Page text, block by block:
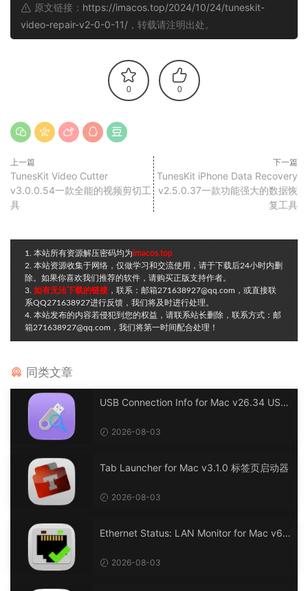
原文链接： https://imacos.top/2024/10/24/tuneskit-
video-repair-v2-0-0-11/ ，转载请注明出处。
0 0
上一篇
TunesKit Video Cutter
v3.0.0.54一款全能的视频剪切工
具
下一篇
TunesKit iPhone Data Recovery
v2.5.0.37一款功能强大的数据恢
复工具
1. 本站所有资源解压密码均为imacos.top
2. 本站资源收集于网络，仅做学习和交流使用，请于下载后24小时内删
除。如果你喜欢我们推荐的软件，请购买正版支持作者。
3. 如有无法下载的链接 ，联系：邮箱271638927@qq.com，或直接联
系QQ271638927进行反馈，我们将及时进行处理。
4. 本站发布的内容若侵犯到您的权益，请联系站长删除，联系方式：邮
箱271638927@qq.com，我们将第一时间配合处理！
同类文章
USB Connection Info for Mac v26.34 USB
2026-08-03
Tab Launcher for Mac v3.1.0 标签页启动器
2026-08-03
Ethernet Status: LAN Monitor for Mac v6.
2026-08-03